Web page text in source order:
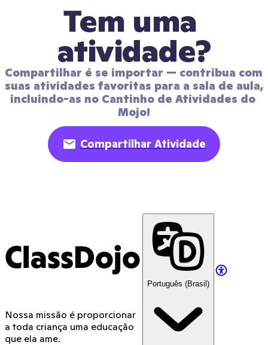
Tem uma
atividade?
Compartilhar é se importar — contribua com
suas atividades favoritas para a sala de aula,
incluindo-as no Cantinho de Atividades do
Mojo!
Compartilhar Atividade
ClassDojo
Nossa missão é proporcionar
a toda criança uma educação
que ela ame.
Português (Brasil)